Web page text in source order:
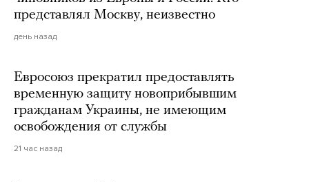
представлял Москву, неизвестно
день назад
Евросоюз прекратил предоставлять
временную защиту новоприбывшим
гражданам Украины, не имеющим
освобождения от службы
21 час назад